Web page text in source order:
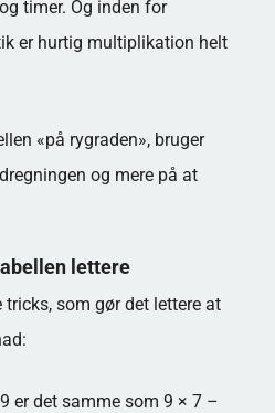
timer. Og inden for
er hurtig multiplikation helt
«på rygraden», bruger
og mere på at
lettere
som gør det lettere at
er det samme som 9 × 7 –